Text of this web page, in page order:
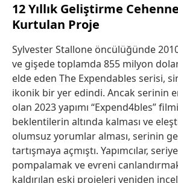
12 Yıllık Geliştirme
Kurtulan Proje
Sylvester Stallone öncülüğünde
ve gişede toplamda 855 milyon
elde eden The Expendables serisi,
ikonik bir yer edindi. Ancak serinin
olan 2023 yapımı “Expend4bles”
beklentilerin altında kalması ve
olumsuz yorumlar alması, serinin
tartışmaya açmıştı. Yapımcılar,
pompalamak ve evreni
kaldırılan eski projeleri yeniden